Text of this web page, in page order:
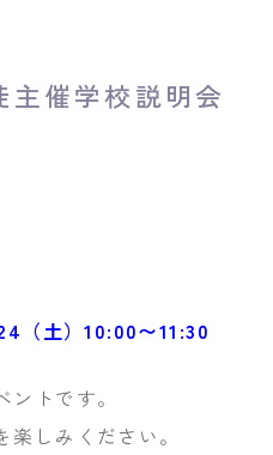
催学校説明会
（土）10:00〜11:30
トです。
しみください。